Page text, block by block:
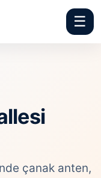
☰
çanak anten,